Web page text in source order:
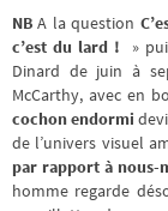
NB A la question
c’est du lard ! »
Dinard de juin à
McCarthy, avec en
cochon endormi
de l’univers visuel
par rapport à nous-
homme regarde